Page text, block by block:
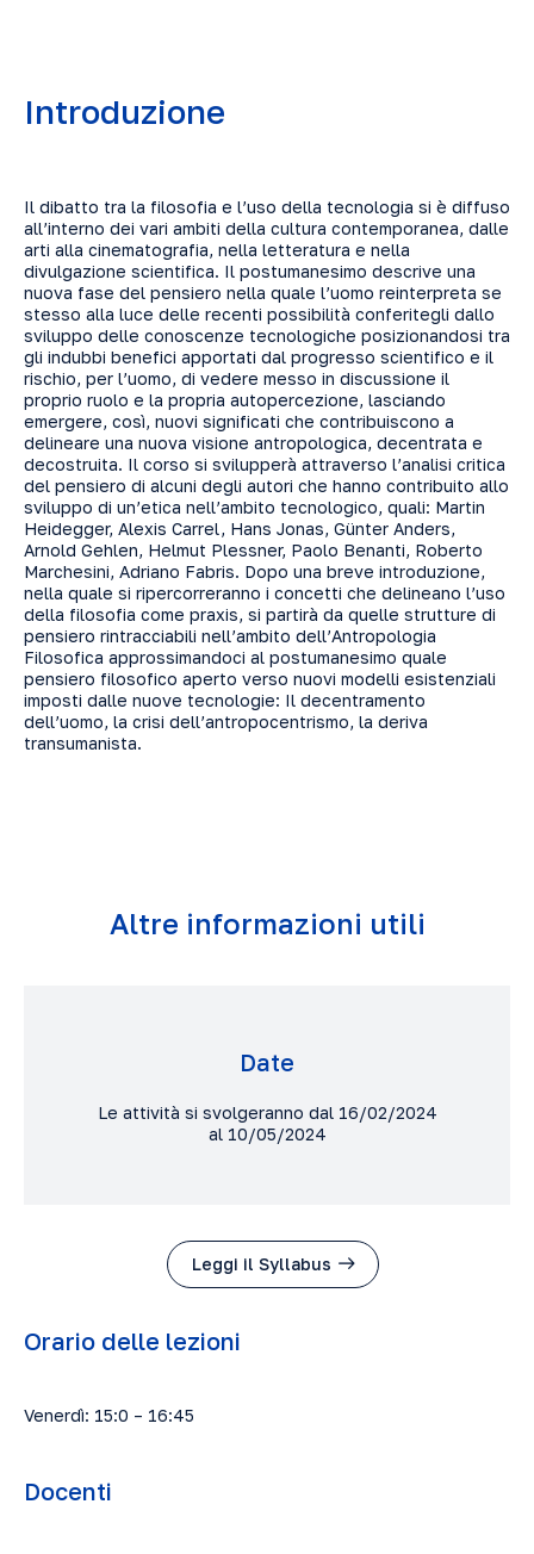
Introduzione
Il dibatto tra la filosofia e l’uso della tecnologia si è diffuso
all’interno dei vari ambiti della cultura contemporanea, dalle
arti alla cinematografia, nella letteratura e nella
divulgazione scientifica. Il postumanesimo descrive una
nuova fase del pensiero nella quale l’uomo reinterpreta se
stesso alla luce delle recenti possibilità conferitegli dallo
sviluppo delle conoscenze tecnologiche posizionandosi tra
gli indubbi benefici apportati dal progresso scientifico e il
rischio, per l’uomo, di vedere messo in discussione il
proprio ruolo e la propria autopercezione, lasciando
emergere, così, nuovi significati che contribuiscono a
delineare una nuova visione antropologica, decentrata e
decostruita. Il corso si svilupperà attraverso l’analisi critica
del pensiero di alcuni degli autori che hanno contribuito allo
sviluppo di un’etica nell’ambito tecnologico, quali: Martin
Heidegger, Alexis Carrel, Hans Jonas, Günter Anders,
Arnold Gehlen, Helmut Plessner, Paolo Benanti, Roberto
Marchesini, Adriano Fabris. Dopo una breve introduzione,
nella quale si ripercorreranno i concetti che delineano l’uso
della filosofia come praxis, si partirà da quelle strutture di
pensiero rintracciabili nell’ambito dell’Antropologia
Filosofica approssimandoci al postumanesimo quale
pensiero filosofico aperto verso nuovi modelli esistenziali
imposti dalle nuove tecnologie: Il decentramento
dell’uomo, la crisi dell’antropocentrismo, la deriva
transumanista.
Altre informazioni utili
Date
Le attività si svolgeranno dal 16/02/2024
al 10/05/2024
Leggi il Syllabus
Orario delle lezioni
Venerdì: 15:0 – 16:45
Docenti